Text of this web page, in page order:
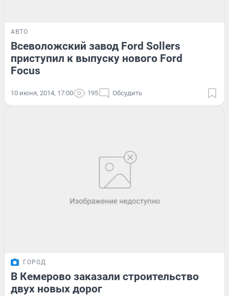
АВТО
Всеволожский завод Ford Sollers
приступил к выпуску нового Ford
Focus
10 июня, 2014, 17:00 195 Обсудить
ГОРОД
В Кемерово заказали строительство
двух новых дорог